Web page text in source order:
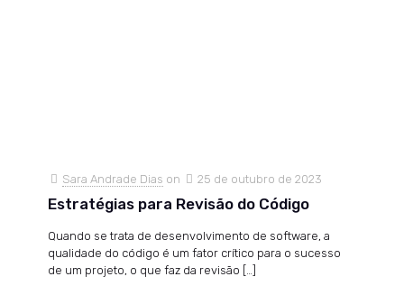
Sara Andrade Dias on 25 de outubro de 2023
Estratégias para Revisão do Código
Quando se trata de desenvolvimento de software, a
qualidade do código é um fator crítico para o sucesso
de um projeto, o que faz da revisão […]